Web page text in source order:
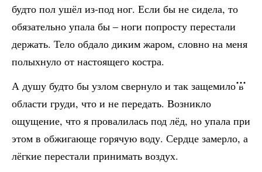
будто пол ушёл из-под ног. Если бы не сидела, то
обязательно упала бы ‒ ноги попросту перестали
держать. Тело обдало диким жаром, словно на меня
полыхнуло от настоящего костра.
А душу будто бы узлом свернуло и так защемило в
области груди, что и не передать. Возникло
ощущение, что я провалилась под лёд, но упала при
этом в обжигающе горячую воду. Сердце замерло, а
лёгкие перестали принимать воздух.